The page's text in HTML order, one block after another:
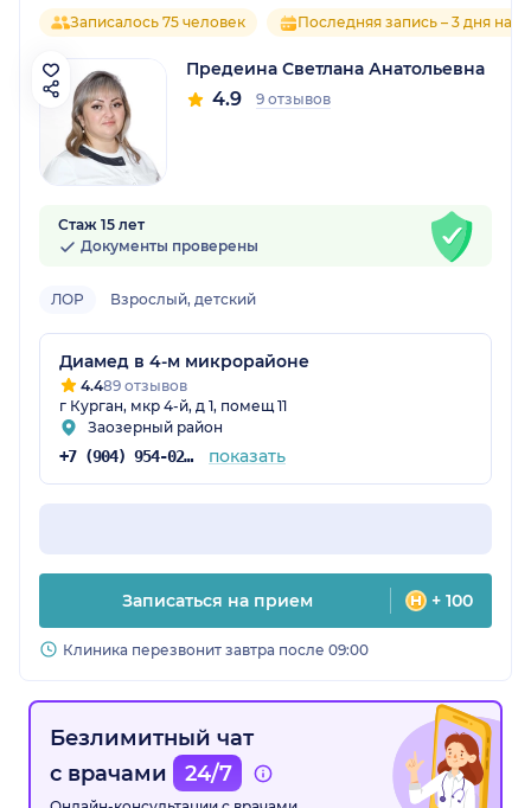
Записалось 75 человек Последняя запись – 3 дня
Предеина Светлана Анатольевна
4.9 9 отзывов
Стаж 15 лет
Документы проверены
ЛОР Взрослый, детский
Диамед в 4-м микрорайоне
4.489 отзывов
г Курган, мкр 4-й, д 1, помещ 11
Заозерный район
+7 (904) 954-02-14 показать
Записаться на прием + 100
Клиника перезвонит завтра после 09:00
Безлимитный чат
с врачами
24/7